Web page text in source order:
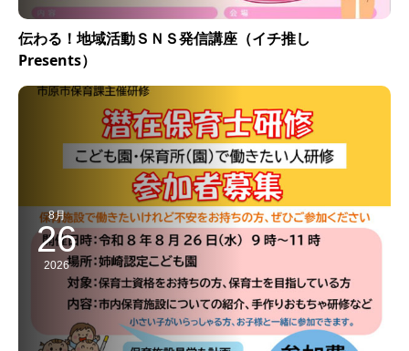
伝わる！地域活動ＳＮＳ発信講座（イチ推し
Presents）
8月
26
2026